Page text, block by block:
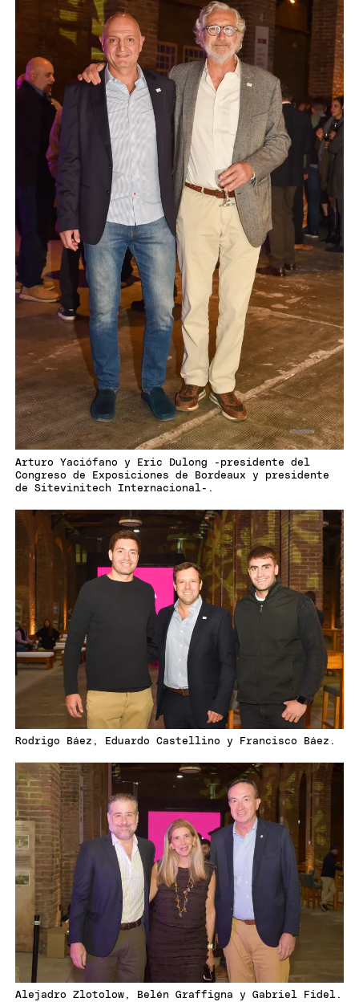
Arturo Yaciófano y Eric Dulong -presidente del
Congreso de Exposiciones de Bordeaux y presidente
de Sitevinitech Internacional-.
Rodrigo Báez, Eduardo Castellino y Francisco Báez.
Alejadro Zlotolow, Belén Graffigna y Gabriel Fidel.